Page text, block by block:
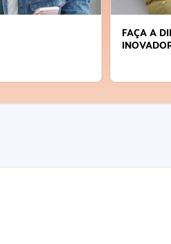
FAÇA A